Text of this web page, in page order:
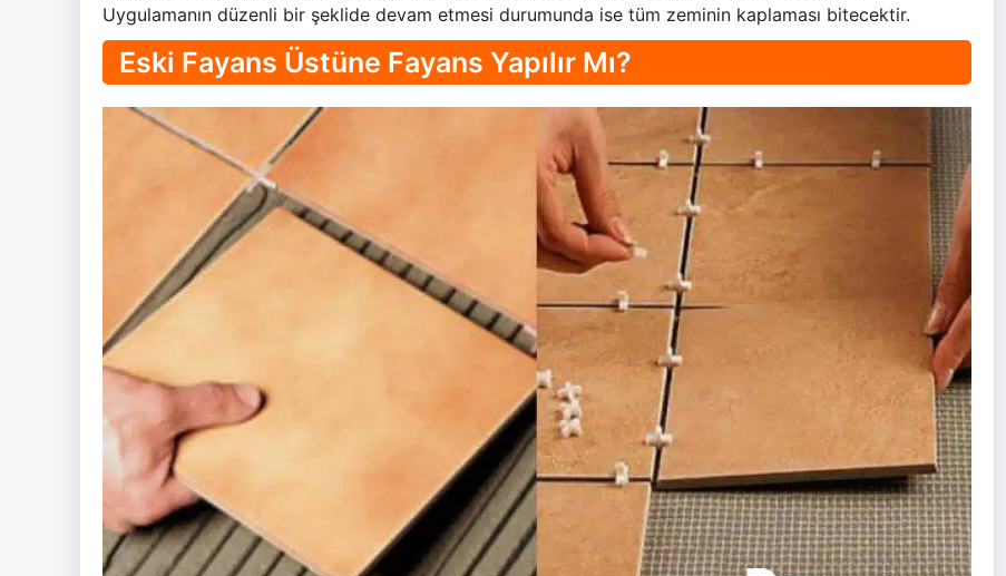
Uygulamanın düzenli bir şeklide devam etmesi durumunda ise tüm zeminin kaplaması bitecektir.
Eski Fayans Üstüne Fayans Yapılır Mı?